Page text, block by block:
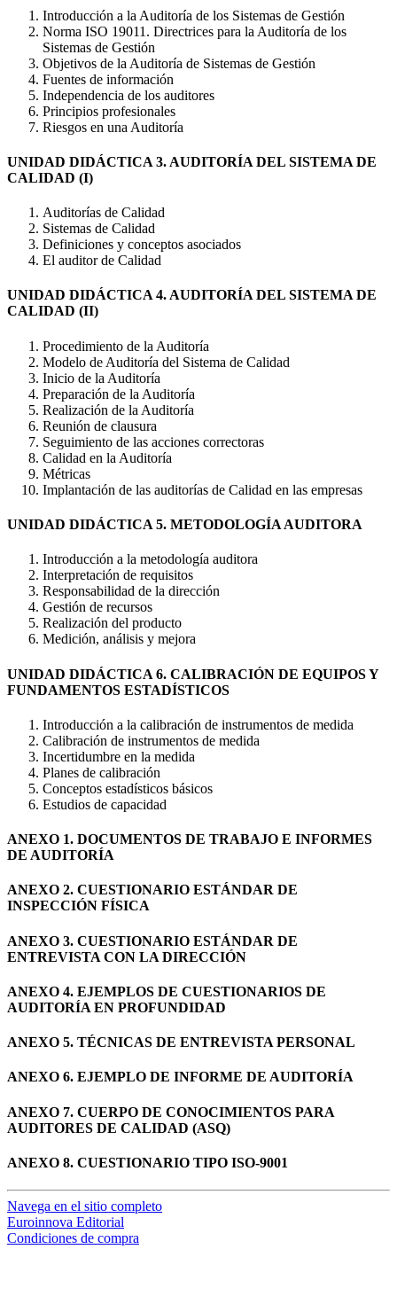
Introducción a la Auditoría de los Sistemas de Gestión
Norma ISO 19011. Directrices para la Auditoría de los
Sistemas de Gestión
Objetivos de la Auditoría de Sistemas de Gestión
Fuentes de información
Independencia de los auditores
Principios profesionales
Riesgos en una Auditoría
UNIDAD DIDÁCTICA 3. AUDITORÍA DEL SISTEMA DE
CALIDAD (I)
Auditorías de Calidad
Sistemas de Calidad
Definiciones y conceptos asociados
El auditor de Calidad
UNIDAD DIDÁCTICA 4. AUDITORÍA DEL SISTEMA DE
CALIDAD (II)
Procedimiento de la Auditoría
Modelo de Auditoría del Sistema de Calidad
Inicio de la Auditoría
Preparación de la Auditoría
Realización de la Auditoría
Reunión de clausura
Seguimiento de las acciones correctoras
Calidad en la Auditoría
Métricas
Implantación de las auditorías de Calidad en las empresas
UNIDAD DIDÁCTICA 5. METODOLOGÍA AUDITORA
Introducción a la metodología auditora
Interpretación de requisitos
Responsabilidad de la dirección
Gestión de recursos
Realización del producto
Medición, análisis y mejora
UNIDAD DIDÁCTICA 6. CALIBRACIÓN DE EQUIPOS Y
FUNDAMENTOS ESTADÍSTICOS
Introducción a la calibración de instrumentos de medida
Calibración de instrumentos de medida
Incertidumbre en la medida
Planes de calibración
Conceptos estadísticos básicos
Estudios de capacidad
ANEXO 1. DOCUMENTOS DE TRABAJO E INFORMES
DE AUDITORÍA
ANEXO 2. CUESTIONARIO ESTÁNDAR DE
INSPECCIÓN FÍSICA
ANEXO 3. CUESTIONARIO ESTÁNDAR DE
ENTREVISTA CON LA DIRECCIÓN
ANEXO 4. EJEMPLOS DE CUESTIONARIOS DE
AUDITORÍA EN PROFUNDIDAD
ANEXO 5. TÉCNICAS DE ENTREVISTA PERSONAL
ANEXO 6. EJEMPLO DE INFORME DE AUDITORÍA
ANEXO 7. CUERPO DE CONOCIMIENTOS PARA
AUDITORES DE CALIDAD (ASQ)
ANEXO 8. CUESTIONARIO TIPO ISO-9001
Navega en el sitio completo
Euroinnova Editorial
Condiciones de compra